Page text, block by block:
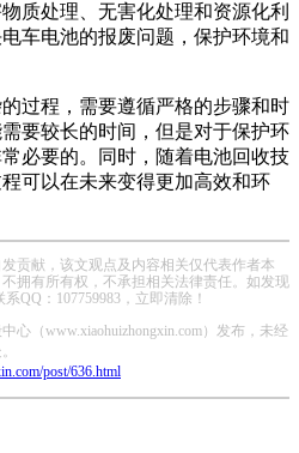
质处理、无害化处理和资源化利
车电池的报废问题，保护环境和
过程，需要遵循严格的步骤和时
要较长的时间，但是对于保护环
必要的。同时，随着电池回收技
可以在未来变得更加高效和环
贡献，该文观点及内容相关仅代表作者本
拥有所有权，不承担相关法律责任。如发现
QQ：107759983，立即清除！
心（www.xiaohuizhongxin.com）发布，未经
post/636.html